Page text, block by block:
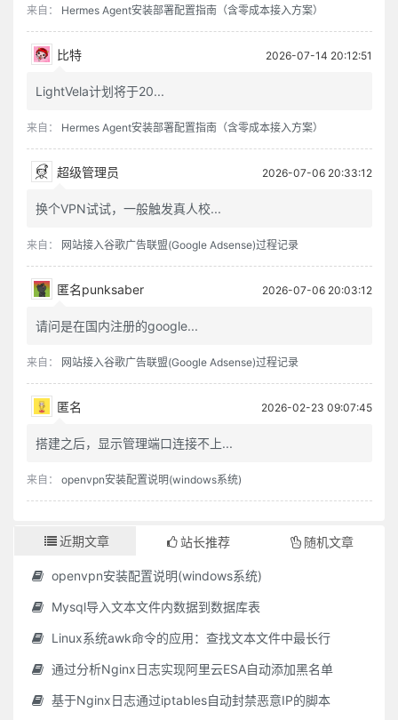
来自： Hermes Agent安装部署配置指南（含零成本接入方案）
比特 2026-07-14 20:12:51
LightVela计划将于20...
来自： Hermes Agent安装部署配置指南（含零成本接入方案）
超级管理员 2026-07-06 20:33:12
换个VPN试试，一般触发真人校...
来自： 网站接入谷歌广告联盟(Google Adsense)过程记录
匿名punksaber 2026-07-06 20:03:12
请问是在国内注册的google...
来自： 网站接入谷歌广告联盟(Google Adsense)过程记录
匿名 2026-02-23 09:07:45
搭建之后，显示管理端口连接不上...
来自： openvpn安装配置说明(windows系统)
近期文章 站长推荐 随机文章
openvpn安装配置说明(windows系统)
Mysql导入文本文件内数据到数据库表
Linux系统awk命令的应用：查找文本文件中最长行
通过分析Nginx日志实现阿里云ESA自动添加黑名单
基于Nginx日志通过iptables自动封禁恶意IP的脚本